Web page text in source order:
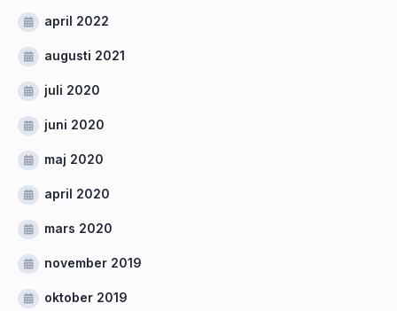
april 2022
augusti 2021
juli 2020
juni 2020
maj 2020
april 2020
mars 2020
november 2019
oktober 2019